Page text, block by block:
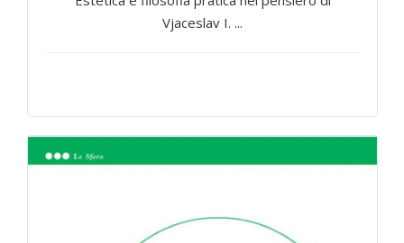
Vjaceslav I. ...